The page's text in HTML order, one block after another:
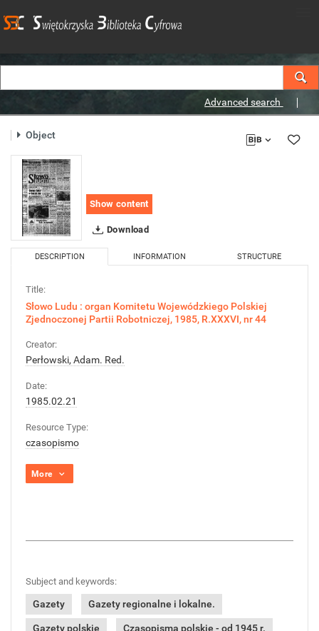
Advanced search
Object
Show content
Download
DESCRIPTION INFORMATION STRUCTURE
Title:
Słowo Ludu : organ Komitetu Wojewódzkiego Polskiej
Zjednoczonej Partii Robotniczej, 1985, R.XXXVI, nr 44
Creator:
Perłowski, Adam. Red.
Date:
1985.02.21
Resource Type:
czasopismo
More
Subject and keywords:
Gazety Gazety regionalne i lokalne.
Gazety polskie Czasopisma polskie - od 1945 r.